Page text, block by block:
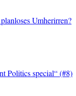
Umherirren?
Politics special“ (#8)